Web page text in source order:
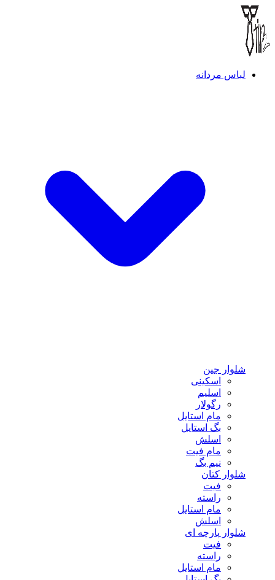
لباس مردانه
شلوار جین
اسکینی
اسلیم
رگولار
مام استایل
بگ استایل
اسلش
مام فیت
نیم بگ
شلوار کتان
فیت
راسته
مام استایل
اسلش
شلوار پارچه ای
فیت
راسته
مام استایل